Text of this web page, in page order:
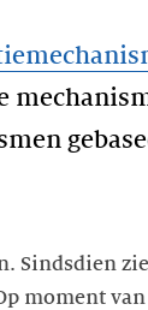
Sindsdien
moment